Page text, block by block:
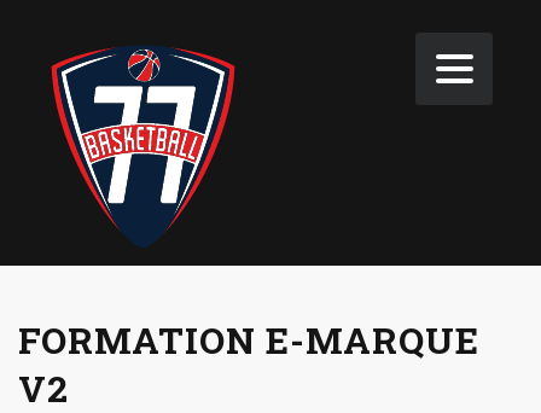
FORMATION E-MARQUE
V2